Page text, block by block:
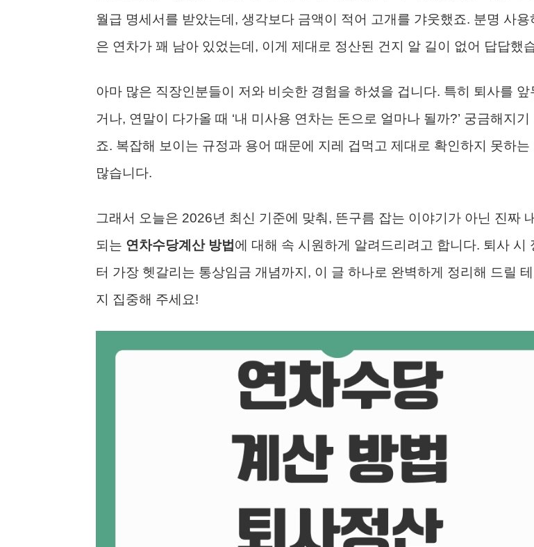
월급 명세서를 받았는데, 생각보다 금액이 적어 고개를 갸웃했죠. 분명 사용
은 연차가 꽤 남아 있었는데, 이게 제대로 정산된 건지 알 길이 없어 답답했
아마 많은 직장인분들이 저와 비슷한 경험을 하셨을 겁니다. 특히 퇴사를 앞
거나, 연말이 다가올 때 ‘내 미사용 연차는 돈으로 얼마나 될까?’ 궁금해지기
죠. 복잡해 보이는 규정과 용어 때문에 지레 겁먹고 제대로 확인하지 못하는
많습니다.
그래서 오늘은 2026년 최신 기준에 맞춰, 뜬구름 잡는 이야기가 아닌 진짜
되는 연차수당계산 방법 에 대해 속 시원하게 알려드리려고 합니다. 퇴사 시
터 가장 헷갈리는 통상임금 개념까지, 이 글 하나로 완벽하게 정리해 드릴
지 집중해 주세요!